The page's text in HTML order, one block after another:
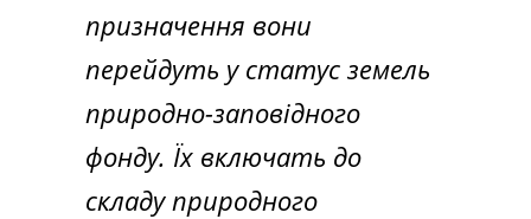
призначення вони
перейдуть у статус земель
природно-заповідного
фонду. Їх включать до
складу природного